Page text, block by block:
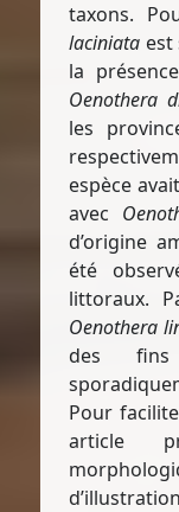
taxons.
laciniata est
la
Oenothera
les
espèce
avec
d’origine
été
littoraux.
Oenothera
des fins
Pour
article